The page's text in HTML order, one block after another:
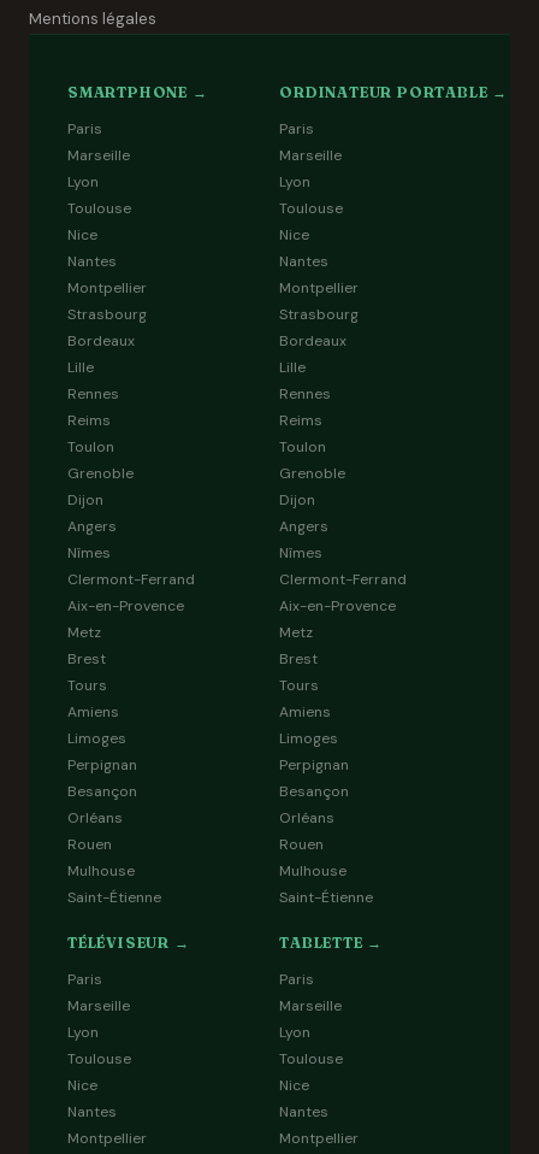
Mentions légales
SMARTPHONE →
Paris
Marseille
Lyon
Toulouse
Nice
Nantes
Montpellier
Strasbourg
Bordeaux
Lille
Rennes
Reims
Toulon
Grenoble
Dijon
Angers
Nîmes
Clermont-Ferrand
Aix-en-Provence
Metz
Brest
Tours
Amiens
Limoges
Perpignan
Besançon
Orléans
Rouen
Mulhouse
Saint-Étienne
ORDINATEUR PORTABLE →
Paris
Marseille
Lyon
Toulouse
Nice
Nantes
Montpellier
Strasbourg
Bordeaux
Lille
Rennes
Reims
Toulon
Grenoble
Dijon
Angers
Nîmes
Clermont-Ferrand
Aix-en-Provence
Metz
Brest
Tours
Amiens
Limoges
Perpignan
Besançon
Orléans
Rouen
Mulhouse
Saint-Étienne
TÉLÉVISEUR →
Paris
Marseille
Lyon
Toulouse
Nice
Nantes
Montpellier
TABLETTE →
Paris
Marseille
Lyon
Toulouse
Nice
Nantes
Montpellier